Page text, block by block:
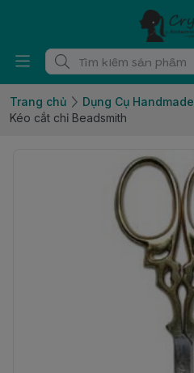
Trang chủ Dụng Cụ Handmade
Kéo cắt chỉ Beadsmith